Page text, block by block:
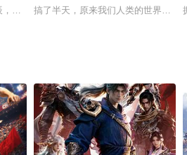
因为一场阴谋，家里一朝落败。亲人，女
搞了半天，原来我们人类的世界其实